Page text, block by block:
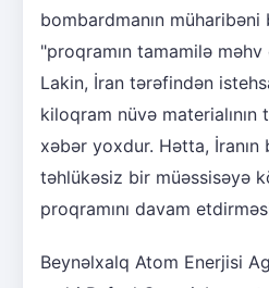
bombardmanın
"proqramın tamamilə
Lakin, İran tərəfindən
kiloqram nüvə
xəbər yoxdur. Hətta, İranın
təhlükəsiz bir müəssisəyə
proqramını davam
Beynəlxalq Atom Enerjisi